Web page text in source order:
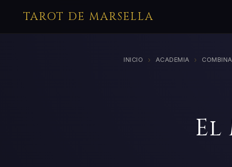
TAROT DE MARSELLA
INICIO › ACADEMIA ›
El